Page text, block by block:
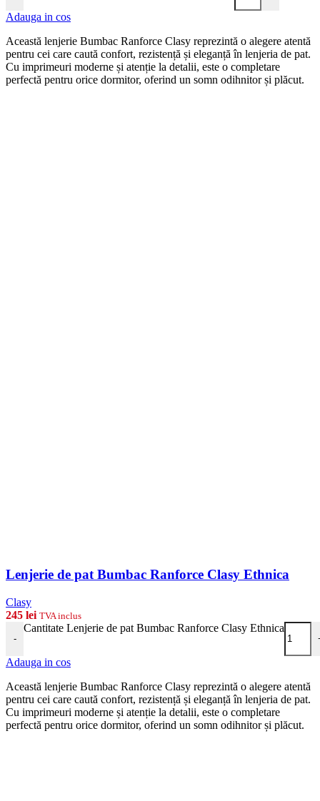
Adauga in cos
Această lenjerie Bumbac Ranforce Clasy reprezintă o alegere atentă
pentru cei care caută confort, rezistență și eleganță în lenjeria de pat.
Cu imprimeuri moderne și atenție la detalii, este o completare
perfectă pentru orice dormitor, oferind un somn odihnitor și plăcut.
Lenjerie de pat Bumbac Ranforce Clasy Ethnica
Clasy
245 lei TVA inclus
-
Cantitate Lenjerie de pat Bumbac Ranforce Clasy Ethnica
Adauga in cos
Această lenjerie Bumbac Ranforce Clasy reprezintă o alegere atentă
pentru cei care caută confort, rezistență și eleganță în lenjeria de pat.
Cu imprimeuri moderne și atenție la detalii, este o completare
perfectă pentru orice dormitor, oferind un somn odihnitor și plăcut.